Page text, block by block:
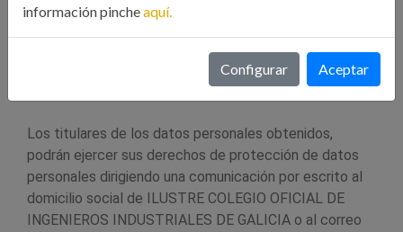
Derecho a la portabilidad de los datos
Los titulares de los datos personales obtenidos,
podrán ejercer sus derechos de protección de datos
personales dirigiendo una comunicación por escrito al
domicilio social de ILUSTRE COLEGIO OFICIAL DE
INGENIEROS INDUSTRIALES DE GALICIA o al correo
información pincheaquí.
Configurar Aceptar